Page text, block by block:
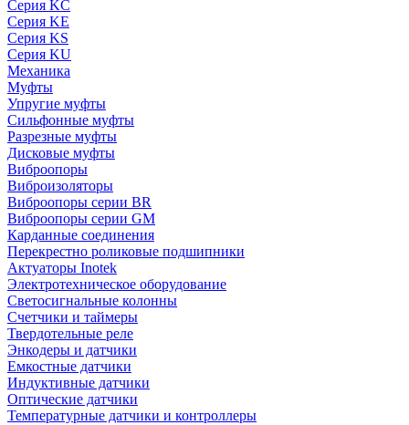
Серия KC
Серия KE
Серия KS
Серия KU
Механика
Муфты
Упругие муфты
Сильфонные муфты
Разрезные муфты
Дисковые муфты
Виброопоры
Виброизоляторы
Виброопоры серии BR
Виброопоры серии GM
Карданные соединения
Перекрестно роликовые подшипники
Актуаторы Inotek
Электротехническое оборудование
Светосигнальные колонны
Счетчики и таймеры
Твердотельные реле
Энкодеры и датчики
Емкостные датчики
Индуктивные датчики
Оптические датчики
Температурные датчики и контроллеры